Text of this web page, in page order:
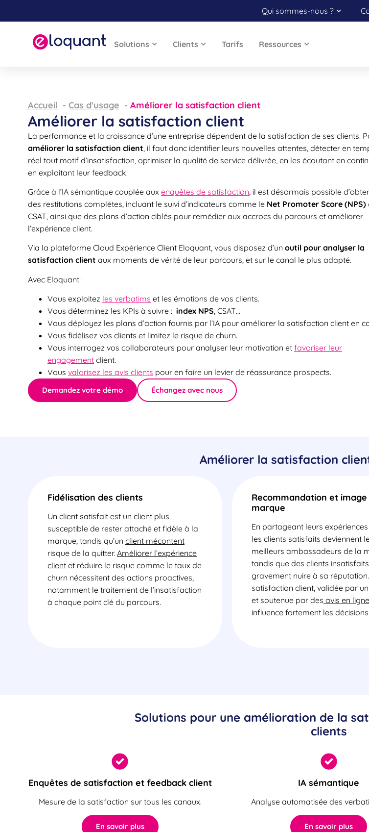
Qui sommes-nous ?
Solutions Clients Tarifs Ressources
Accueil Cas d'usage Améliorer la satisfaction client
Améliorer la satisfaction client
La performance et la croissance d’une entreprise dépendent de la satisfaction de ses clients.
améliorer la satisfaction client il faut donc identifier leurs nouvelles attentes, détecter en
réel tout motif d’insatisfaction, optimiser la qualité de service délivrée, en les écoutant en
en exploitant leur feedback.
Grâce à l’IA sémantique couplée aux enquêtes de satisfaction , il est désormais possible
des restitutions complètes, incluant le suivi d’indicateurs comme le Net Promoter Score (NPS)
CSAT, ainsi que des plans d’action ciblés pour remédier aux accrocs du parcours et améliorer
l’expérience client.
Via la plateforme Cloud Expérience Client Eloquant, vous disposez d’un outil pour analyser la
satisfaction client aux moments de vérité de leur parcours, et sur le canal le plus adapté.
Avec Eloquant :
Vous exploitez les verbatims et les émotions de vos clients.
Vous déterminez les KPIs à suivre : index NPS, CSAT…
Vous déployez les plans d’action fournis par l’IA pour améliorer la satisfaction client en
Vous fidélisez vos clients et limitez le risque de churn.
Vous interrogez vos collaborateurs pour analyser leur motivation et favoriser leur
engagement client.
Vous valorisez les avis clients pour en faire un levier de réassurance prospects.
Demandez votre démo Échangez avec nous
Améliorer la satisfaction
Fidélisation des clients
Un client satisfait est un client plus
susceptible de rester attaché et fidèle à la
marque, tandis qu’un client mécontent
risque de la quitter. Améliorer l’expérience
client et réduire le risque comme le taux de
churn nécessitent des actions proactives,
notamment le traitement de l’insatisfaction
à chaque point clé du parcours.
Recommandation et image
marque
En partageant leurs
les clients satisfaits deviennent
meilleurs ambassadeurs de la
tandis que des clients
gravement nuire à sa
satisfaction client, validée par
et soutenue par des avis en ligne
influence fortement les décisions
Solutions pour une amélioration de la
clients
Enquêtes de satisfaction et feedback client
Mesure de la satisfaction sur tous les canaux.
En savoir plus
IA sémantique
Analyse automatisée des
En savoir plus